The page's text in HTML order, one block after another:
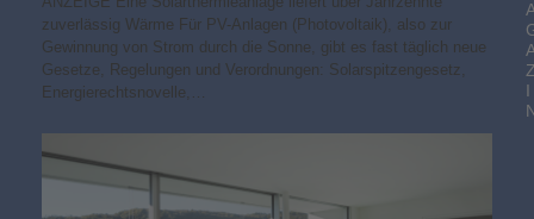
zuverlässig Wärme Für PV-Anlagen (Photovoltaik), also zur
Gewinnung von Strom durch die Sonne, gibt es fast täglich neue
Gesetze, Regelungen und Verordnungen: Solarspitzengesetz,
Energierechtsnovelle,…
I